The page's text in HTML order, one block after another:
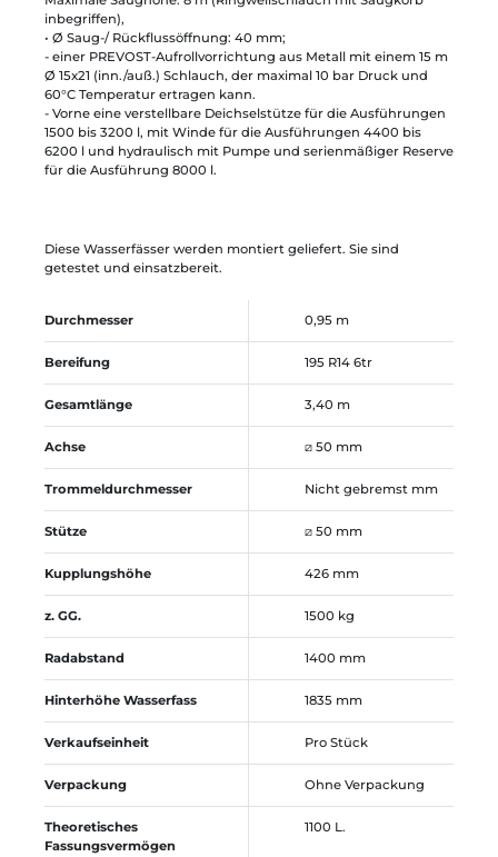
inbegriffen),
• Ø Saug-/ Rückflussöffnung: 40 mm;
- einer PREVOST-Aufrollvorrichtung aus Metall mit einem 15 m
Ø 15x21 (inn./auß.) Schlauch, der maximal 10 bar Druck und
60°C Temperatur ertragen kann.
- Vorne eine verstellbare Deichselstütze für die Ausführungen
1500 bis 3200 l, mit Winde für die Ausführungen 4400 bis
6200 l und hydraulisch mit Pumpe und serienmäßiger Reserve
für die Ausführung 8000 l.
Diese Wasserfässer werden montiert geliefert. Sie sind
getestet und einsatzbereit.
Durchmesser 0,95 m
Bereifung 195 R14 6tr
Gesamtlänge 3,40 m
Achse ⧄ 50 mm
Trommeldurchmesser Nicht gebremst mm
Stütze ⧄ 50 mm
Kupplungshöhe 426 mm
z. GG. 1500 kg
Radabstand 1400 mm
Hinterhöhe Wasserfass 1835 mm
Verkaufseinheit Pro Stück
Verpackung Ohne Verpackung
Theoretisches
Fassungsvermögen
1100 L.